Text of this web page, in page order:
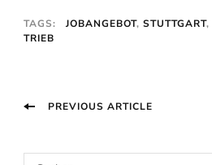
TAGS: JOBANGEBOT, STUTTGART,
TRIEB
PostPREVIOUS ARTICLE